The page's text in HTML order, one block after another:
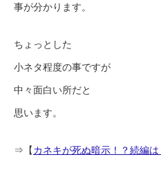
事が分かります。
ちょっとした
小ネタ程度の事ですが
中々面白い所だと
思います。
⇒【カネキが死ぬ暗示！？続編は